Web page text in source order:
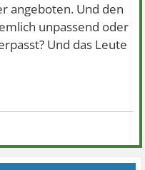
angeboten. Und den
unpassend oder
Und das Leute